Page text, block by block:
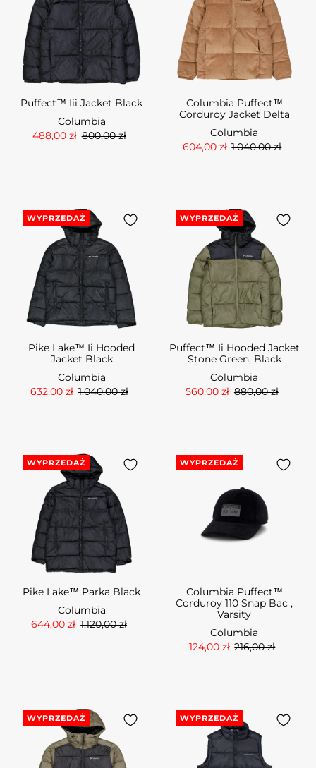
Puffect™ Iii Jacket Black
Columbia
488,00 zł 800,00 zł
Columbia Puffect™
Corduroy Jacket Delta
Columbia
604,00 zł 1.040,00 zł
WYPRZEDAŻ
Pike Lake™ Ii Hooded
Jacket Black
Columbia
632,00 zł 1.040,00 zł
WYPRZEDAŻ
Puffect™ Ii Hooded Jacket
Stone Green, Black
Columbia
560,00 zł 880,00 zł
WYPRZEDAŻ
Pike Lake™ Parka Black
Columbia
644,00 zł 1.120,00 zł
WYPRZEDAŻ
Columbia Puffect™
Corduroy 110 Snap Bac ,
Varsity
Columbia
124,00 zł 216,00 zł
WYPRZEDAŻ WYPRZEDAŻ